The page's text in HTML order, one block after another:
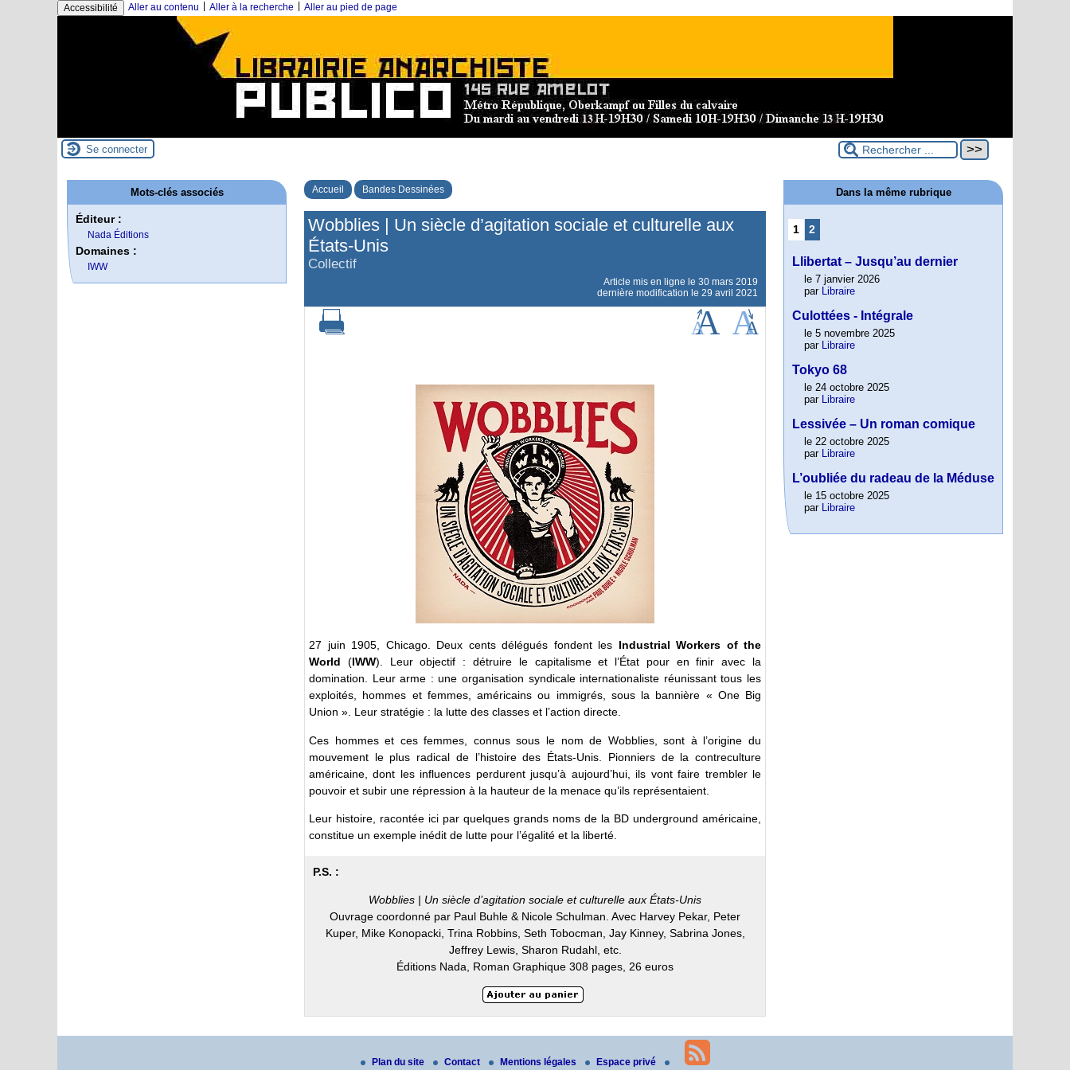
Accessibilité Aller au contenu Aller à la recherche Aller au pied de page
Se connecter
Accueil Bandes Dessinées
Wobblies | Un siècle d’agitation sociale et culturelle aux
États-Unis
Collectif
Article mis en ligne le 30 mars 2019
dernière modification le 29 avril 2021
27 juin 1905, Chicago. Deux cents délégués fondent les Industrial Workers of the
World (IWW). Leur objectif : détruire le capitalisme et l’État pour en finir avec la
domination. Leur arme : une organisation syndicale internationaliste réunissant tous les
exploités, hommes et femmes, américains ou immigrés, sous la bannière « One Big
Union ». Leur stratégie : la lutte des classes et l’action directe.
Ces hommes et ces femmes, connus sous le nom de Wobblies, sont à l’origine du
mouvement le plus radical de l’histoire des États-Unis. Pionniers de la contreculture
américaine, dont les influences perdurent jusqu’à aujourd’hui, ils vont faire trembler le
pouvoir et subir une répression à la hauteur de la menace qu’ils représentaient.
Leur histoire, racontée ici par quelques grands noms de la BD underground américaine,
constitue un exemple inédit de lutte pour l’égalité et la liberté.
P.S. :
Wobblies | Un siècle d’agitation sociale et culturelle aux États-Unis
Ouvrage coordonné par Paul Buhle & Nicole Schulman. Avec Harvey Pekar, Peter
Kuper, Mike Konopacki, Trina Robbins, Seth Tobocman, Jay Kinney, Sabrina Jones,
Jeffrey Lewis, Sharon Rudahl, etc.
Éditions Nada, Roman Graphique 308 pages, 26 euros
Mots-clés associés
Éditeur :
Nada Éditions
Domaines :
IWW
Dans la même rubrique
1 2
Llibertat – Jusqu’au dernier
le 7 janvier 2026
par Libraire
Culottées - Intégrale
le 5 novembre 2025
par Libraire
Tokyo 68
le 24 octobre 2025
par Libraire
Lessivée – Un roman comique
le 22 octobre 2025
par Libraire
L’oubliée du radeau de la Méduse
le 15 octobre 2025
par Libraire
Plan du site Contact Mentions légales Espace privé